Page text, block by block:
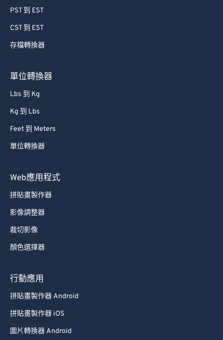
PST 到 EST
CST 到 EST
存檔轉換器
單位轉換器
Lbs 到 Kg
Kg 到 Lbs
Feet 到 Meters
單位轉換器
Web應用程式
拼貼畫製作器
影像調整器
裁切影像
顏色選擇器
行動應用
拼貼畫製作器 Android
拼貼畫製作器 iOS
圖片轉換器 Android